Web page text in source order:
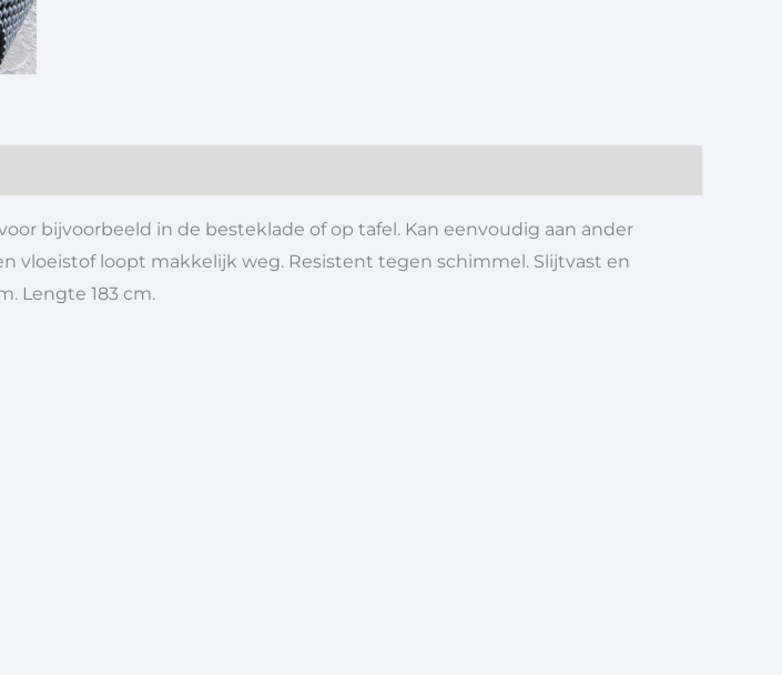
bijvoorbeeld in de besteklade of op tafel. Kan eenvoudig aan ander
vloeistof loopt makkelijk weg. Resistent tegen schimmel. Slijtvast en
Lengte 183 cm.